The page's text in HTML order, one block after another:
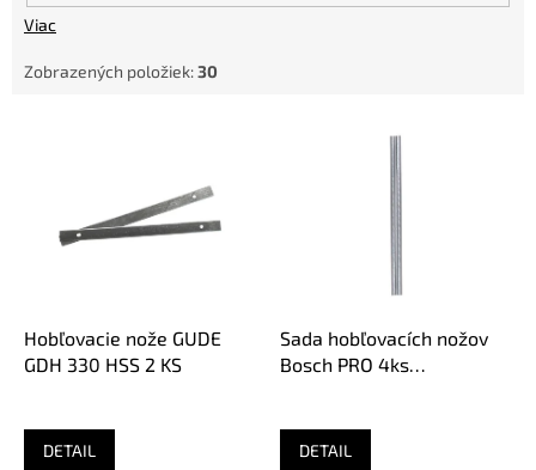
Viac
Zobrazených položiek:30
Hobľovacie nože GUDE
GDH 330 HSS 2 KS
DETAIL
Sada hobľovacích nožov
Bosch PRO 4ks
DETAIL